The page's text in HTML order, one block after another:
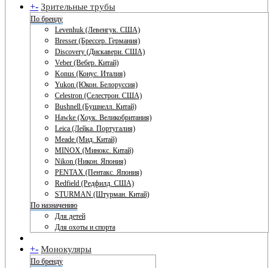
+- Зрительные трубы
По бренду
Levenhuk (Левенгук. США)
Bresser (Брессер. Германия)
Discovery (Дискавери. США)
Veber (Вебер. Китай)
Konus (Конус. Италия)
Yukon (Юкон. Белоруссия)
Celestron (Селестрон. США)
Bushnell (Бушнелл. Китай)
Hawke (Хоук. Великобритания)
Leica (Лейка. Португалия)
Meade (Мид. Китай)
MINOX (Минокс. Китай)
Nikon (Никон. Япония)
PENTAX (Пентакс. Япония)
Redfield (Редфилд. США)
STURMAN (Штурман. Китай)
По назначению
Для детей
Для охоты и спорта
+- Монокуляры
По бренду